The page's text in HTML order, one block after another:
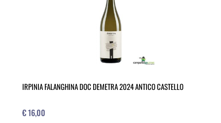
IRPINIA FALANGHINA DOC DEMETRA 2024 ANTICO CASTELLO
€ 16,00